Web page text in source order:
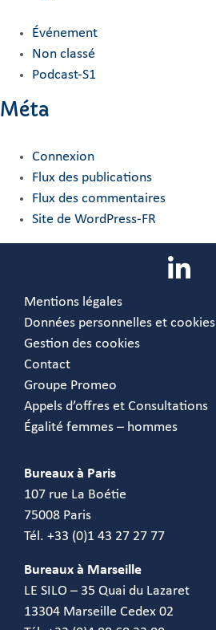
Événement
Non classé
Podcast-S1
Méta
Connexion
Flux des publications
Flux des commentaires
Site de WordPress-FR
Mentions légales
Données personnelles et cookies
Gestion des cookies
Contact
Groupe Promeo
Appels d’offres et Consultations
Égalité femmes – hommes
Bureaux à Paris
107 rue La Boétie
75008 Paris
Tél. +33 (0)1 43 27 27 77
Bureaux à Marseille
LE SILO – 35 Quai du Lazaret
13304 Marseille Cedex 02